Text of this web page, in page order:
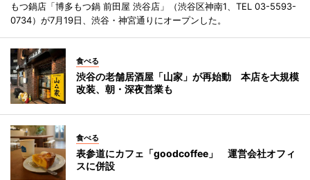
もつ鍋店「博多もつ鍋 前田屋 渋谷店」（渋谷区神南1、TEL 03-5593-
0734）が7月19日、渋谷・神宮通りにオープンした。
食べる
渋谷の老舗居酒屋「山家」が再始動 本店を大規模
改装、朝・深夜営業も
食べる
表参道にカフェ「goodcoffee」 運営会社オフィ
スに併設